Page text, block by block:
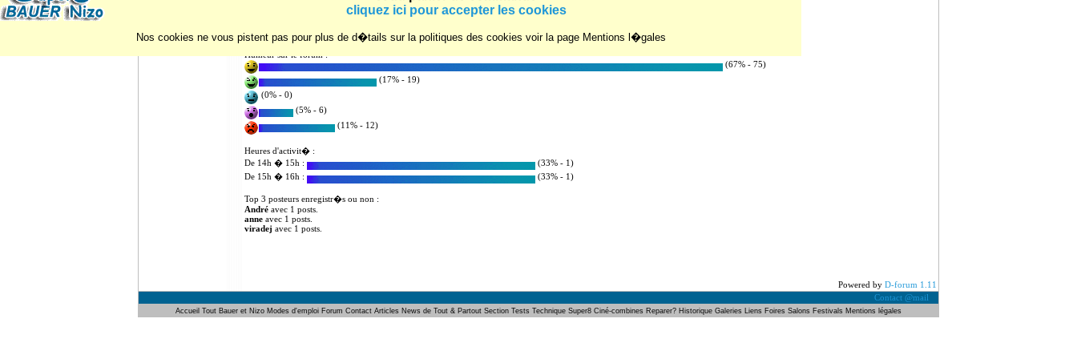
Statistiques d'utilisation du forum :
Nombre d'utilisateurs enregistr�s : 8
Humeur sur le forum :
(67% - 75)
(17% - 19)
(0% - 0)
(5% - 6)
(11% - 12)
Heures d'activit� :
De 14h � 15h :
(33% - 1)
De 15h � 16h :
(33% - 1)
Top 3 posteurs enregistr�s ou non :
André avec 1 posts.
anne avec 1 posts.
viradej avec 1 posts.
Powered by D-forum 1.11
Contact @mail
Accueil Tout Bauer et Nizo Modes d'emploi Forum Contact Articles News de Tout & Partout Section Tests Technique Super8 Ciné-combines Reparer? Historique Galeries Liens Foires Salons Festivals Mentions légales
cliquez ici pour accepter les cookies
Nos cookies ne vous pistent pas pour plus de d�tails sur la politiques des cookies voir la page Mentions l�gales